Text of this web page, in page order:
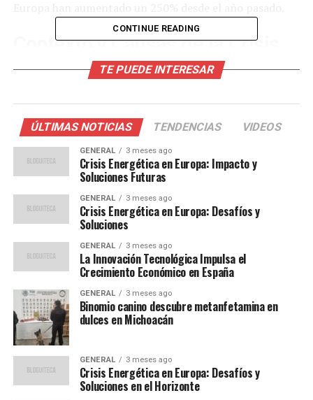
Contexto y Causas de la Crisis
La dependencia de Europa del gas ruso ha sido un tema
40% del gas natural del continente proviene de Rusia, lo
que deja a muchos países vulnerables ante cualquier
interrupción en el suministro. Las sanciones impuestas a
Rusia tras su invasión de Ucrania han exacerbado esta
vulnerabilidad, llevando a una búsqueda urgente de
fuentes alternativas de energía.
Además, la transición hacia energías renovables, aunque
crucial a largo plazo, ha dejado a algunos países
luchando por equilibrar la demanda con la oferta
disponible. La falta de inversiones en infraestructura
energética y la resistencia a las tecnologías nucleares
también han contribuido a la crisis actual.
Impacto Económico y Social
El impacto económico de la crisis energética es
profundo. Según un informe del Banco Central Europeo,
CONTINUE READING
TE PUEDE INTERESAR
ÚLTIMAS NOTICIAS TENDENCIAS VIDEOS
GENERAL 3 meses ago
Crisis Energética en Europa: Impacto y
Soluciones Futuras
GENERAL 3 meses ago
Crisis Energética en Europa: Desafíos y
Soluciones
GENERAL 3 meses ago
La Innovación Tecnológica Impulsa el
Crecimiento Económico en España
GENERAL 3 meses ago
Binomio canino descubre metanfetamina en
dulces en Michoacán
GENERAL 3 meses ago
Crisis Energética en Europa: Desafíos y
Soluciones en el Horizonte